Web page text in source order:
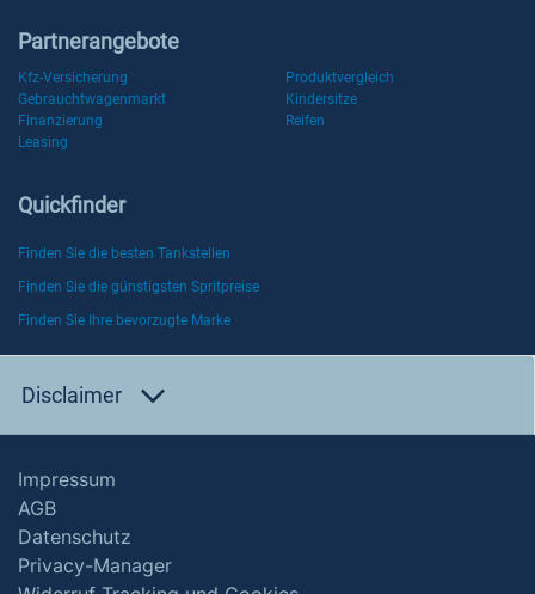
Partnerangebote
Kfz-Versicherung
Produktvergleich
Gebrauchtwagenmarkt
Kindersitze
Finanzierung
Reifen
Leasing
Quickfinder
Finden Sie die besten Tankstellen
Finden Sie die günstigsten Spritpreise
Finden Sie Ihre bevorzugte Marke
Disclaimer
Impressum
AGB
Datenschutz
Privacy-Manager